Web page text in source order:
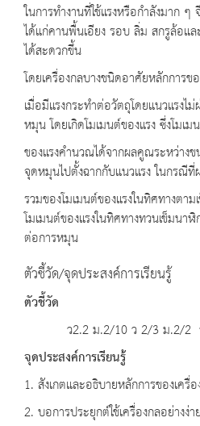
ในการทํางานที่ใช้แรงหรือกําลังมาก ๆ
ได้แก่คานพื้นเอียง รอบ ลิ่ม สกรูล้อแ
ได้สะดวกขึ้น
โดยเครื่องกลบางชนิดอาศัยหลักการข
เมื่อมีแรงกระทําต่อวัตถุโดยแนวแรง
หมุน โดยเกิดโมเมนต์ของแรง ซึ่งโมเม
ของแรงคํานวณได้จากผลคูณระหว่าง
จุดหมุนไปตั้งฉากกับแนวแรง ในกรณีที่
รวมของโมเมนต์ของแรงในทิศทางตา
โมเมนต์ของแรงในทิศทางทวนเข็มน
ต่อการหมุน
ตัวชี้วัด/จุดประสงค์การเรียนรู้
ตัวชี้วัด
ว2.2 ม.2/10 ว 2/3 ม.2/2
จุดประสงค์การเรียนรู้
1. สังเกตและอธิบายหลักการของเครื่
2. บอการประยุกต์ใช้เครื่องกลอย่างง่